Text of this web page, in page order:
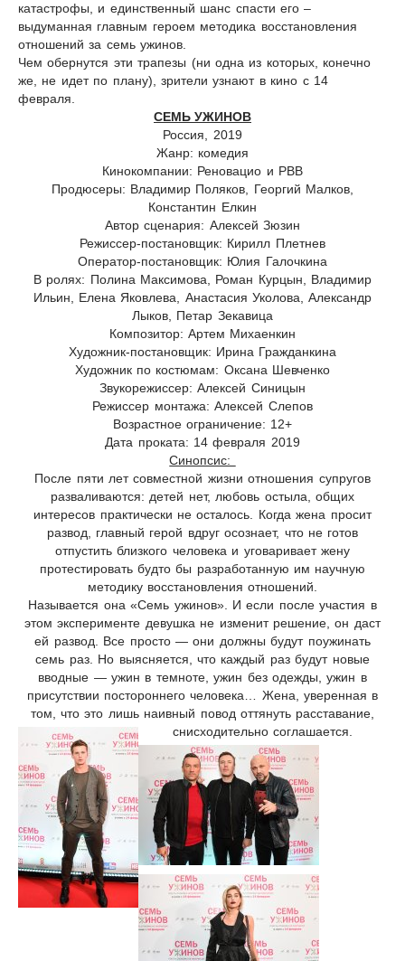
катастрофы, и единственный шанс спасти его –
выдуманная главным героем методика восстановления
отношений за семь ужинов.
Чем обернутся эти трапезы (ни одна из которых, конечно
же, не идет по плану), зрители узнают в кино с 14
февраля.
СЕМЬ УЖИНОВ
Россия, 2019
Жанр: комедия
Кинокомпании: Реновацио и РВВ
Продюсеры: Владимир Поляков, Георгий Малков,
Константин Елкин
Автор сценария: Алексей Зюзин
Режиссер-постановщик: Кирилл Плетнев
Оператор-постановщик: Юлия Галочкина
В ролях: Полина Максимова, Роман Курцын, Владимир
Ильин, Елена Яковлева, Анастасия Уколова, Александр
Лыков, Петар Зекавица
Композитор: Артем Михаенкин
Художник-постановщик: Ирина Гражданкина
Художник по костюмам: Оксана Шевченко
Звукорежиссер: Алексей Синицын
Режиссер монтажа: Алексей Слепов
Возрастное ограничение: 12+
Дата проката: 14 февраля 2019
Синопсис:
После пяти лет совместной жизни отношения супругов
разваливаются: детей нет, любовь остыла, общих
интересов практически не осталось. Когда жена просит
развод, главный герой вдруг осознает, что не готов
отпустить близкого человека и уговаривает жену
протестировать будто бы разработанную им научную
методику восстановления отношений.
Называется она «Семь ужинов». И если после участия в
этом эксперименте девушка не изменит решение, он даст
ей развод. Все просто — они должны будут поужинать
семь раз. Но выясняется, что каждый раз будут новые
вводные — ужин в темноте, ужин без одежды, ужин в
присутствии постороннего человека… Жена, уверенная в
том, что это лишь наивный повод оттянуть расставание,
снисходительно соглашается.